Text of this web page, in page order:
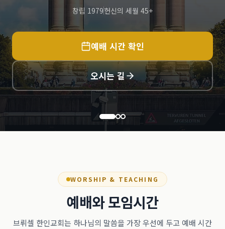
창립 1979헌신의 세월 45+
예배 시간 확인
오시는 길
WORSHIP & TEACHING
예배와 모임시간
브뤼셀 한인교회는 하나님의 말씀을 가장 우선에 두고 예배 시간